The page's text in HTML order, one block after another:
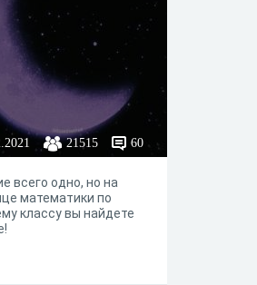
21515 60
всего одно, но на
математики по
классу вы найдете